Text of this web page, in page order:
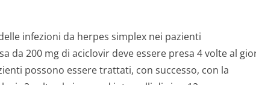
infezioni da herpes simplex nei pazienti
da 200 mg di aciclovir deve essere presa 4 volte al
possono essere trattati, con successo, con la